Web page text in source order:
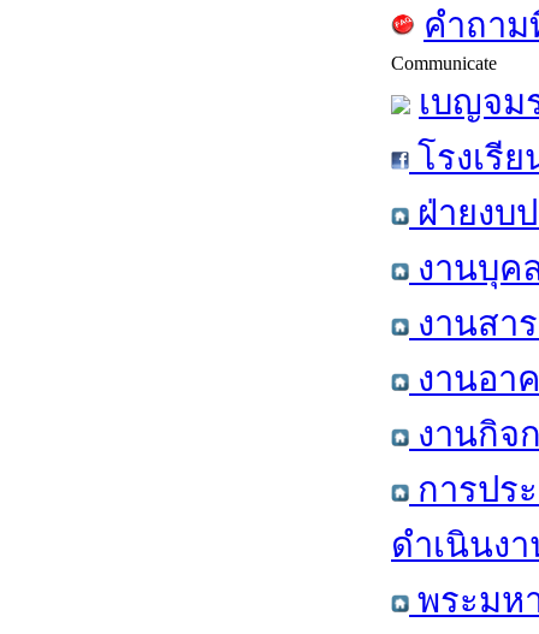
คำถา
Communicate
เบญจม
โรงเรี
ฝ่ายงบ
งานบุค
งานสา
งานอา
งานกิจ
การปร
ดำเนินง
พระมห